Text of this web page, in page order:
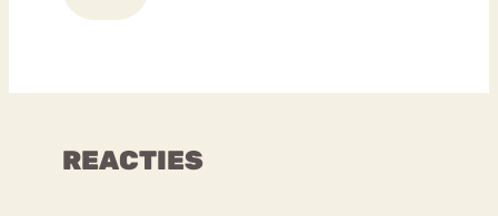
REACTIES